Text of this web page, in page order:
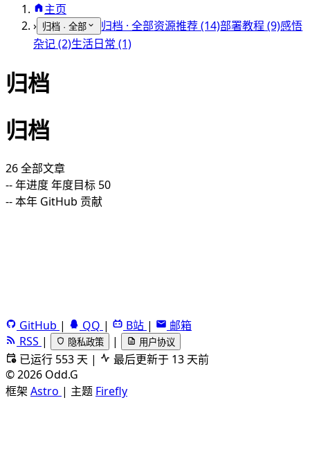
主页
› 归档 · 全部 归档 · 全部资源推荐 (14)部署教程 (9)感悟
杂记 (2)生活日常 (1)
归档
归档
26全部文章
--年进度年度目标 50
--本年 GitHub 贡献
GitHub | QQ | B站 |
邮箱
RSS | 隐私政策 | 用户协议
已运行 553 天 |
最后更新于 13 天前
©2026 Odd.G
框架 Astro | 主题 Firefly